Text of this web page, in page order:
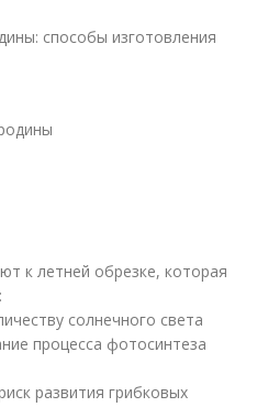
способы изготовления
к летней обрезке, которая
солнечного света
процесса фотосинтеза
развития грибковых